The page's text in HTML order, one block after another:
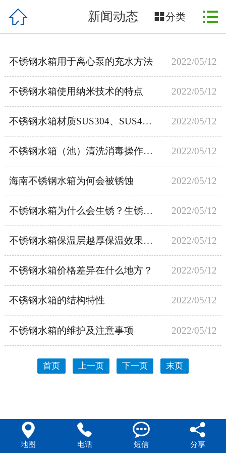
 首页
产品展示
新闻动态
案例展示
在线留言
联系我们
 新闻动态 分类 
不锈钢水箱用于离心泵的充水方法 2022/05/12
不锈钢水箱使用纳米技术的特点 2022/05/12
不锈钢水箱材质SUS304、SUS444、SUS316的区别 2022/05/12
不锈钢水箱（池）清洗消毒操作流程 2022/05/12
海南不锈钢水箱为何会被锈蚀 2022/05/12
不锈钢水箱为什么会生锈？生锈了之后怎么办？ 2022/05/12
不锈钢水箱保温层越厚保温效果越好？ 2022/05/12
不锈钢水箱价格差异在什么地方？ 2022/05/12
不锈钢水箱的结构特性 2022/05/12
不锈钢水箱的维护及注意事项 2022/05/12
首页 上一页 下一页 末页

地图

电话

短信

分享